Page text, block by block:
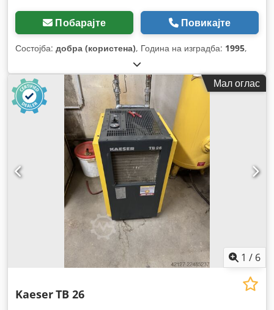
Побарајте Повикајте
Состојба: добра (користена), Година на изградба: 1995,
Мал оглас
1 / 6
KaeserTB 26